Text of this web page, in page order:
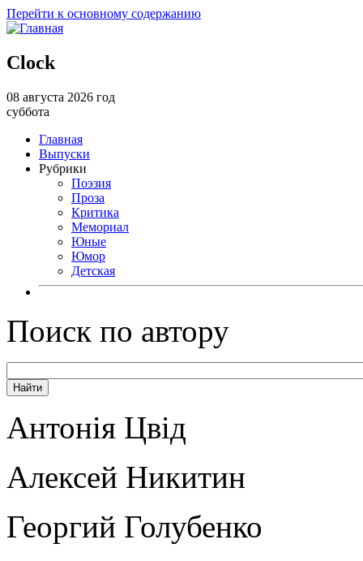
Перейти к основному содержанию
Clock
08 августа 2026 год
суббота
Главная
Выпуски
Рубрики
Поэзия
Проза
Критика
Мемориал
Юные
Юмор
Детская
Поиск по автору
Антонія Цвід
Алексей Никитин
Георгий Голубенко